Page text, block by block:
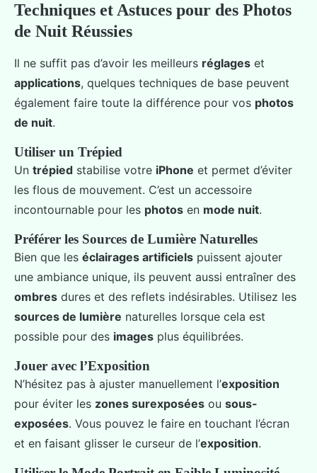
Techniques et Astuces pour des Photos
de Nuit Réussies
Il ne suffit pas d’avoir les meilleurs réglages et
applications, quelques techniques de base peuvent
également faire toute la différence pour vos photos
de nuit.
Utiliser un Trépied
Un trépied stabilise votre iPhone et permet d’éviter
les flous de mouvement. C’est un accessoire
incontournable pour les photos en mode nuit.
Préférer les Sources de Lumière Naturelles
Bien que les éclairages artificiels puissent ajouter
une ambiance unique, ils peuvent aussi entraîner des
ombres dures et des reflets indésirables. Utilisez les
sources de lumière naturelles lorsque cela est
possible pour des images plus équilibrées.
Jouer avec l’Exposition
N’hésitez pas à ajuster manuellement l’exposition
pour éviter les zones surexposées ou sous-
exposées. Vous pouvez le faire en touchant l’écran
et en faisant glisser le curseur de l’exposition.